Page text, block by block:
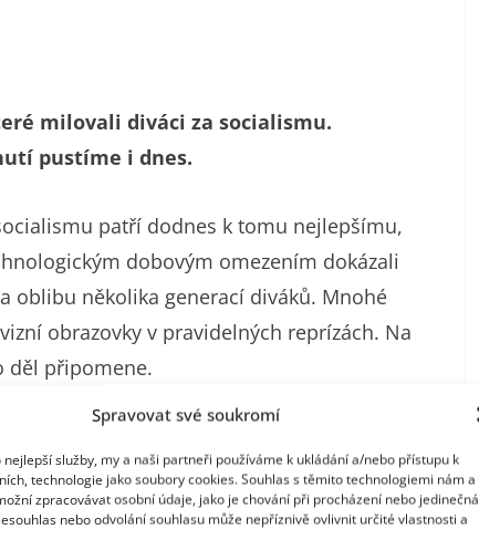
Spravovat své soukromí
služby, my a naši partneři používáme k ukládání a/nebo přístupu k
technologie jako soubory cookies. Souhlas s těmito technologiemi nám a
zpracovávat osobní údaje, jako je chování při procházení nebo jedinečná
nebo odvolání souhlasu může nepříznivě ovlivnit určité vlastnosti a
milovali diváci za socialismu.
pustíme i dnes.
patří dodnes k tomu nejlepšímu,
dobovým omezením dokázali
oblibu několika generací diváků. Mnohé
obrazovky v pravidelných reprízách. Na
děl připomene.
středisková, Na samotě u lesa,
kraji města, Arabela či Návštěvníci. Právě